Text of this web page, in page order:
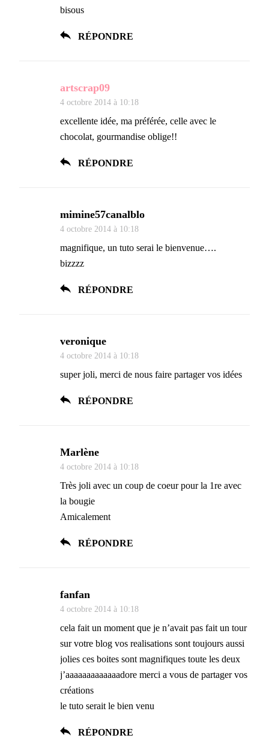
bisous
RÉPONDRE
artscrap09
4 octobre 2014 à 10:18
excellente idée, ma préférée, celle avec le
chocolat, gourmandise oblige!!
RÉPONDRE
mimine57canalblo
4 octobre 2014 à 10:18
magnifique, un tuto serai le bienvenue….
bizzzz
RÉPONDRE
veronique
4 octobre 2014 à 10:18
super joli, merci de nous faire partager vos idées
RÉPONDRE
Marlène
4 octobre 2014 à 10:18
Très joli avec un coup de coeur pour la 1re avec
la bougie
Amicalement
RÉPONDRE
fanfan
4 octobre 2014 à 10:18
cela fait un moment que je n’avait pas fait un tour
sur votre blog vos realisations sont toujours aussi
jolies ces boites sont magnifiques toute les deux
j’aaaaaaaaaaaaadore merci a vous de partager vos
créations
le tuto serait le bien venu
RÉPONDRE